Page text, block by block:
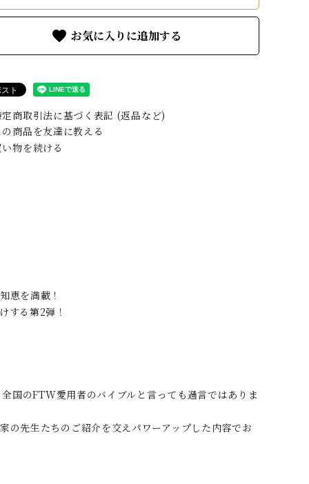
favorite
商取引法に基づく表記 (返品など)
商品を友達に教える
物を続ける
恵を満載！
する第2弾！
国のFTW愛用者のバイブルと言っても過言ではありま
先生たちのご紹介を交えパワーアップした内容でお